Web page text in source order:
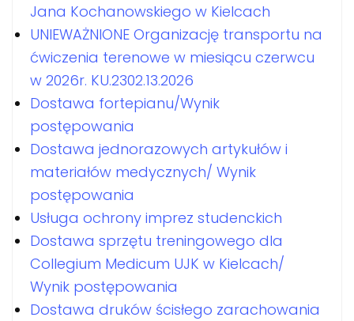
Jana Kochanowskiego w Kielcach
UNIEWAŻNIONE Organizację transportu na
ćwiczenia terenowe w miesiącu czerwcu
w 2026r. KU.2302.13.2026
Dostawa fortepianu/Wynik
postępowania
Dostawa jednorazowych artykułów i
materiałów medycznych/ Wynik
postępowania
Usługa ochrony imprez studenckich
Dostawa sprzętu treningowego dla
Collegium Medicum UJK w Kielcach/
Wynik postępowania
Dostawa druków ścisłego zarachowania